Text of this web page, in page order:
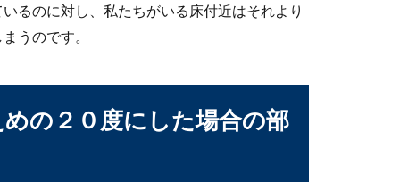
るのに対し、私たちがいる床付近はそれより
うのです。
の２０度にした場合の部